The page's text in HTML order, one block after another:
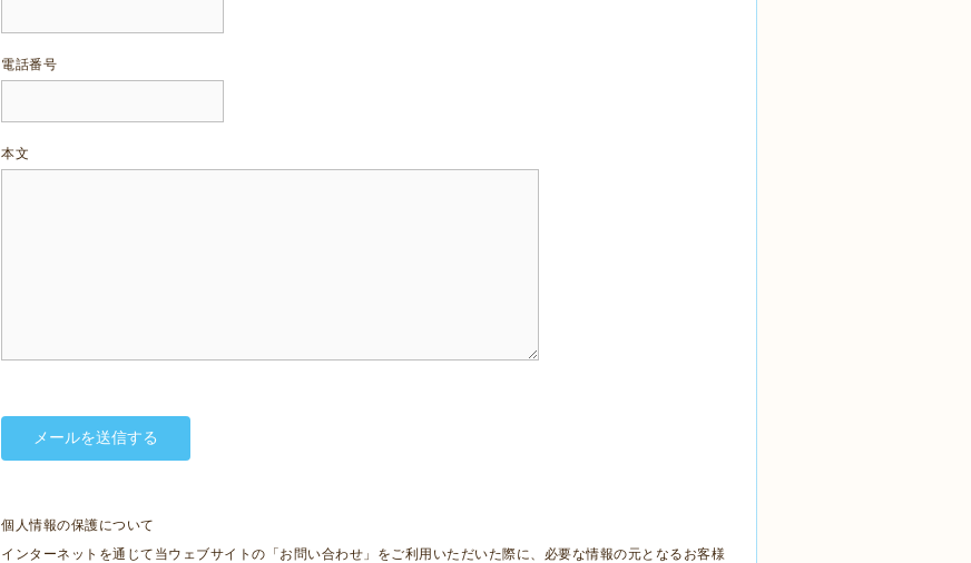
電話番号
本文
個人情報の保護について
インターネットを通じて当ウェブサイトの「お問い合わせ」をご利用いただいた際に、必要な情報の元となるお客様